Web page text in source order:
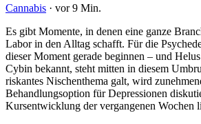
Cannabis · vor 9 Min.
Es gibt Momente, in denen eine ganze
Labor in den Alltag schafft. Für die
dieser Moment gerade beginnen – und
Cybin bekannt, steht mitten in diesem
riskantes Nischenthema galt, wird
Behandlungsoption für Depressionen
Kursentwicklung der vergangenen